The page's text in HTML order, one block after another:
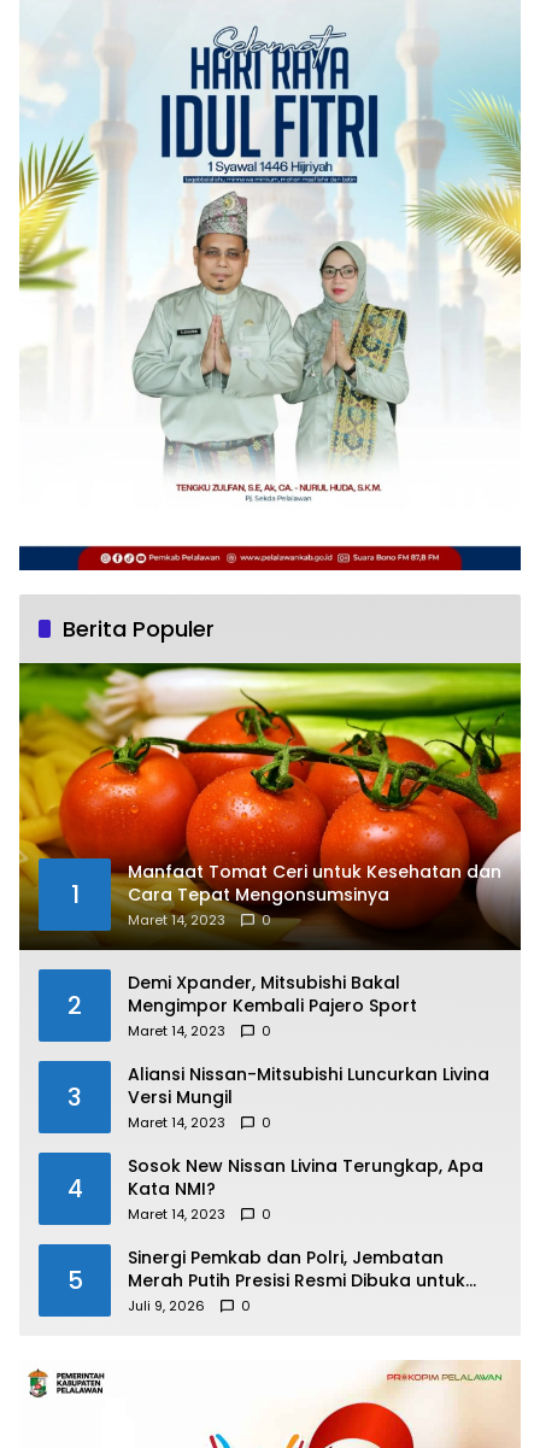
Berita Populer
1
Manfaat Tomat Ceri untuk Kesehatan dan
Cara Tepat Mengonsumsinya
Maret 14, 2023 0
2
Demi Xpander, Mitsubishi Bakal
Mengimpor Kembali Pajero Sport
Maret 14, 2023 0
3
Aliansi Nissan-Mitsubishi Luncurkan Livina
Versi Mungil
Maret 14, 2023 0
4
Sosok New Nissan Livina Terungkap, Apa
Kata NMI?
Maret 14, 2023 0
5
Sinergi Pemkab dan Polri, Jembatan
Merah Putih Presisi Resmi Dibuka untuk
Masyarakat Desa Rangsang
Juli 9, 2026 0